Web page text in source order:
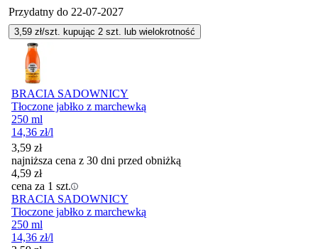
Przydatny do 22-07-2027
3,59 zł/szt. kupując 2 szt. lub wielokrotność
BRACIA SADOWNICY
Tłoczone jabłko z marchewką
250 ml
14,36 zł/l
3,59 zł
najniższa cena z 30 dni przed obniżką
4,59 zł
cena za 1 szt.
BRACIA SADOWNICY
Tłoczone jabłko z marchewką
250 ml
14,36 zł/l